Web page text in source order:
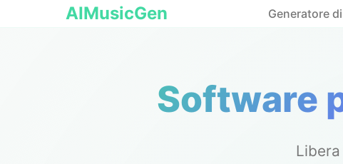
AIMusicGen Generatore
Software